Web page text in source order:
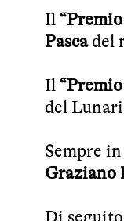
Il
Pascadel
Il
del
Sempre
Graziano
Di